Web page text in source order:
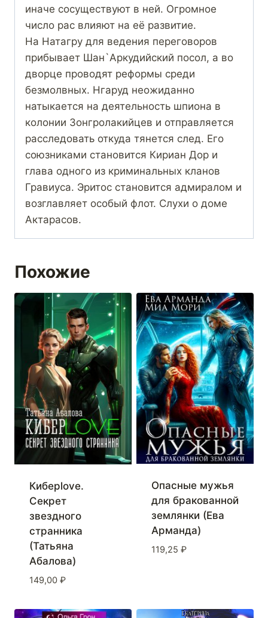
иначе сосуществуют в ней. Огромное
число рас влияют на её развитие.
На Натагру для ведения переговоров
прибывает Шан`Аркудийский посол, а во
дворце проводят реформы среди
безмолвных. Нгаруд неожиданно
натыкается на деятельность шпиона в
колонии Зонгролакийцев и отправляется
расследовать откуда тянется след. Его
союзниками становится Кириан Дор и
глава одного из криминальных кланов
Гравиуса. Эритос становится адмиралом и
возглавляет особый флот. Слухи о доме
Актарасов.
Похожие
Киберlove.
Секрет
звездного
странника
(Татьяна
Абалова)
149,00 ₽
Опасные мужья
для бракованной
землянки (Ева
Арманда)
119,25 ₽